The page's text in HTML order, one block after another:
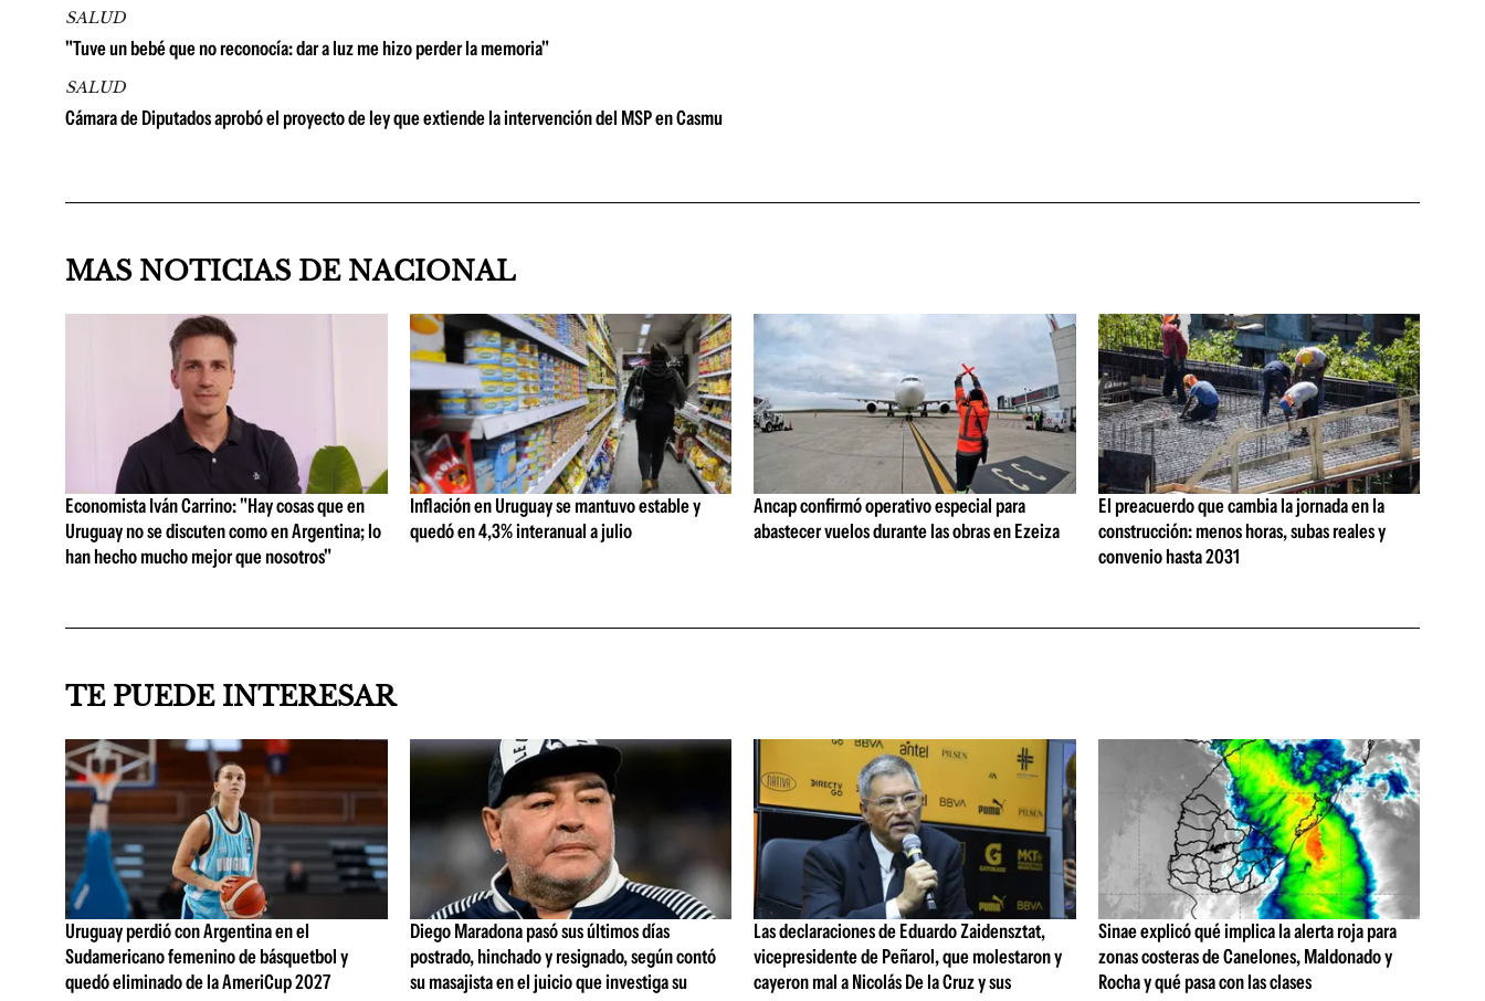
SALUD
"Tuve un bebé que no reconocía: dar a luz me hizo perder la memoria"
SALUD
Cámara de Diputados aprobó el proyecto de ley que extiende la intervención del MSP en Casmu
MAS NOTICIAS DE NACIONAL
Economista Iván Carrino: "Hay cosas que en
Uruguay no se discuten como en Argentina; lo
han hecho mucho mejor que nosotros"
Inflación en Uruguay se mantuvo estable y
quedó en 4,3% interanual a julio
Ancap confirmó operativo especial para
abastecer vuelos durante las obras en Ezeiza
El preacuerdo que cambia la jornada en la
construcción: menos horas, subas reales y
convenio hasta 2031
TE PUEDE INTERESAR
Uruguay perdió con Argentina en el
Sudamericano femenino de básquetbol y
quedó eliminado de la AmeriCup 2027
Diego Maradona pasó sus últimos días
postrado, hinchado y resignado, según contó
su masajista en el juicio que investiga su
Las declaraciones de Eduardo Zaidensztat,
vicepresidente de Peñarol, que molestaron y
cayeron mal a Nicolás De la Cruz y sus
Sinae explicó qué implica la alerta roja para
zonas costeras de Canelones, Maldonado y
Rocha y qué pasa con las clases